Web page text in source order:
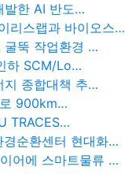
발한 AI 반도…
리스랩과 바이오스…
굴뚝 작업환경 …
하 SCM/Lo…
지 종합대책 추…
로 900km…
TRACES…
순환센터 현대화…
어에 스마트물류 …